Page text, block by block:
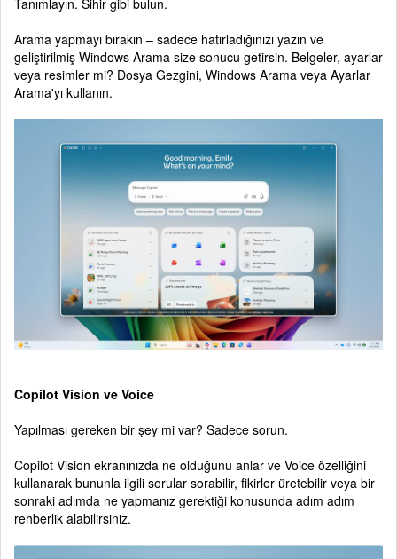
Arama yapmayı bırakın – sadece hatırladığınızı yazın ve
geliştirilmiş Windows Arama size sonucu getirsin. Belgeler, ayarlar
veya resimler mi? Dosya Gezgini, Windows Arama veya Ayarlar
Arama'yı kullanın.
Copilot Vision ve Voice
Yapılması gereken bir şey mi var? Sadece sorun.
Copilot Vision ekranınızda ne olduğunu anlar ve Voice özelliğini
kullanarak bununla ilgili sorular sorabilir, fikirler üretebilir veya bir
sonraki adımda ne yapmanız gerektiği konusunda adım adım
rehberlik alabilirsiniz.